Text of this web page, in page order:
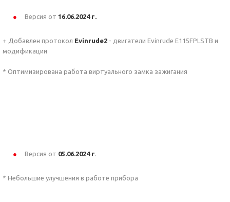
Версия от 16.06.2024 г.
+ Добавлен протокол Evinrude2 - двигатели Evinrude E115FPLSTB и
модификации
* Оптимизирована работа виртуального замка зажигания
Версия от 05.06.2024 г.
* Небольшие улучшения в работе прибора